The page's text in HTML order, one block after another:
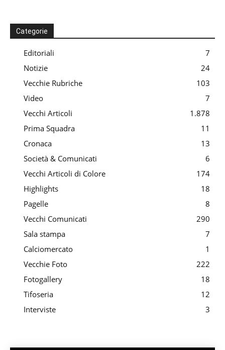
Categorie
Editoriali
7
Notizie
24
Vecchie Rubriche
103
Video
7
Vecchi Articoli
1.878
Prima Squadra
11
Cronaca
13
Società & Comunicati
6
Vecchi Articoli di Colore
174
Highlights
18
Pagelle
8
Vecchi Comunicati
290
Sala stampa
7
Calciomercato
1
Vecchie Foto
222
Fotogallery
18
Tifoseria
12
Interviste
3